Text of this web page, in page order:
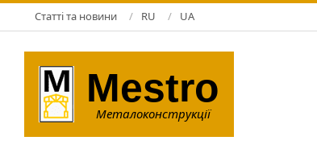
to
content
Статті та новини RU UA
Mestro
Металоконструкції